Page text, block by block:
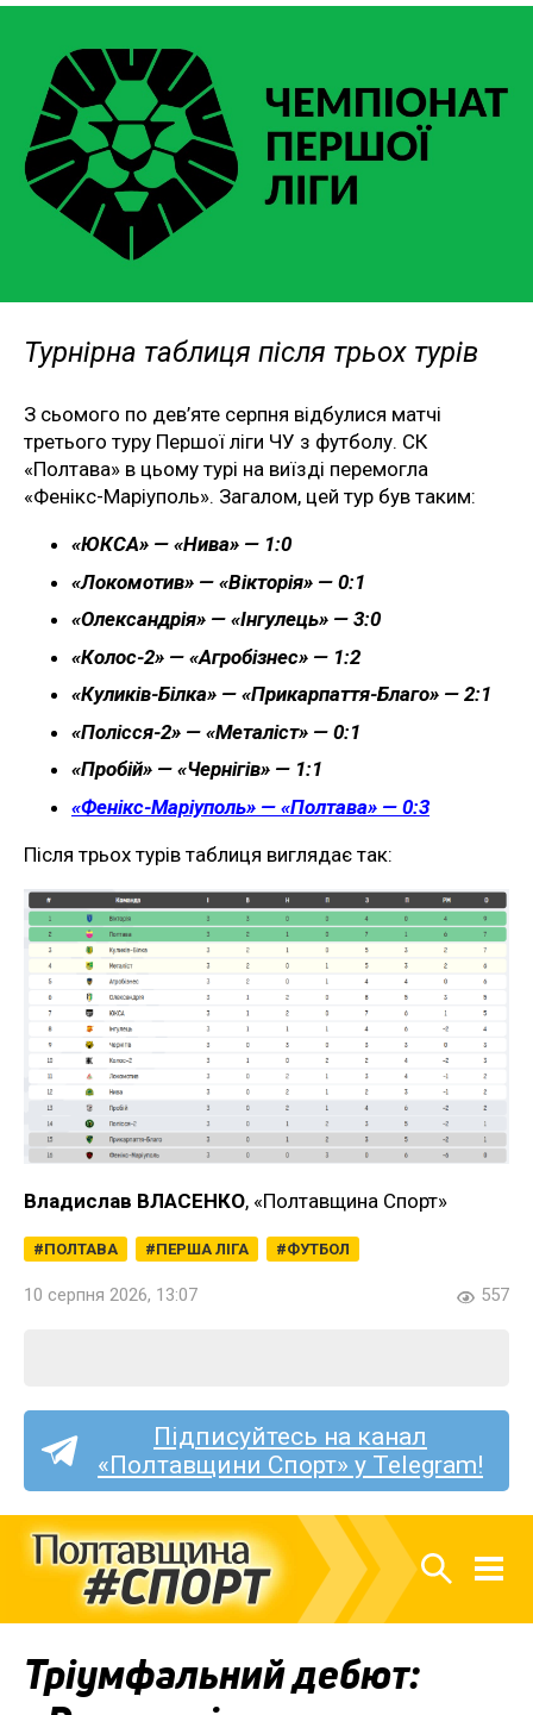
Турнірна таблиця після трьох турів
З сьомого по дев’яте серпня відбулися матчі
третього туру Першої ліги ЧУ з футболу. СК
«Полтава» в цьому турі на виїзді перемогла
«Фенікс-Маріуполь». Загалом, цей тур був таким:
«ЮКСА» — «Нива» — 1:0
«Локомотив» — «Вікторія» — 0:1
«Олександрія» — «Інгулець» — 3:0
«Колос-2» — «Агробізнес» — 1:2
«Куликів-Білка» — «Прикарпаття-Благо» — 2:1
«Полісся-2» — «Металіст» — 0:1
«Пробій» — «Чернігів» — 1:1
«Фенікс-Маріуполь» — «Полтава» — 0:3
Після трьох турів таблиця виглядає так:
Владислав ВЛАСЕНКО, «Полтавщина Спорт»
ПОЛТАВА ПЕРША ЛІГА ФУТБОЛ
10 серпня 2026, 13:07 557
Підписуйтесь на канал
«Полтавщини Спорт» у Telegram!
Тріумфальний дебют: